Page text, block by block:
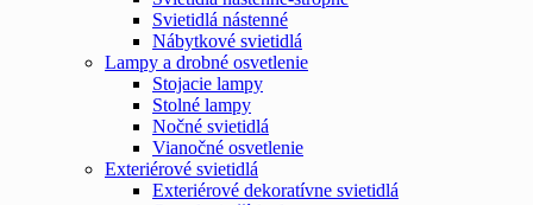
Svietidlá nástenné
Nábytkové svietidlá
Lampy a drobné osvetlenie
Stojacie lampy
Stolné lampy
Nočné svietidlá
Vianočné osvetlenie
Exteriérové svietidlá
Exteriérové dekoratívne svietidlá